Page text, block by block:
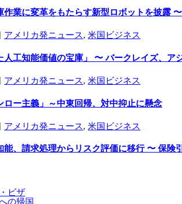
作業に変革をもたらす新型ロボットを披露
アメリカ発ニュース, 米国ビジネス
人工知能価値の宝庫」 〜 バークレイズ、ア
アメリカ発ニュース, 米国ビジネス
ロー主義」～中東回帰、対中抑止に懸念
アメリカ発ニュース, 米国ビジネス
能、請求処理からリスク評価に移行 〜 保険